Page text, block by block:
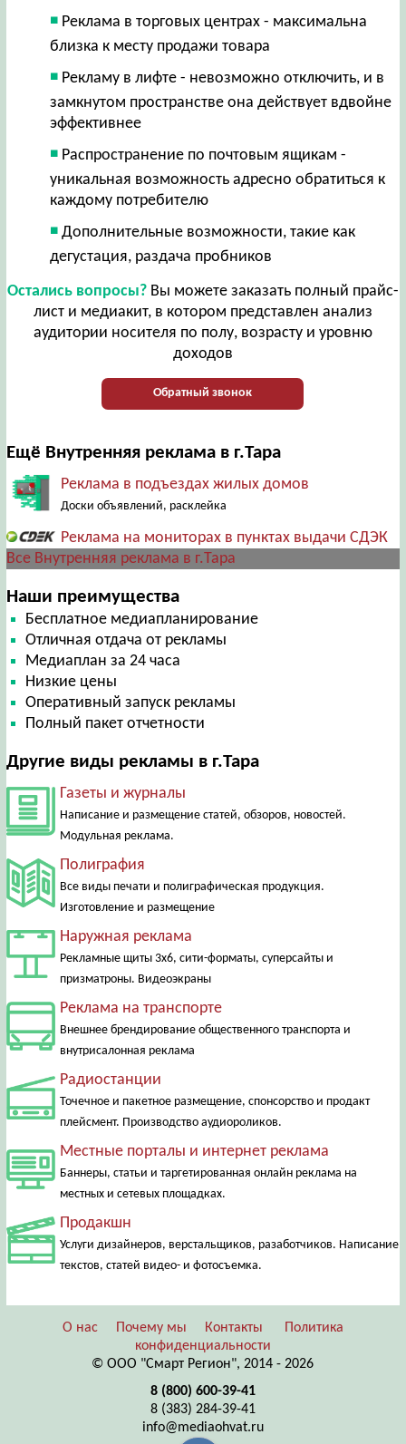
Реклама в торговых центрах - максимальна
близка к месту продажи товара
Рекламу в лифте - невозможно отключить, и в
замкнутом пространстве она действует вдвойне
эффективнее
Распространение по почтовым ящикам -
уникальная возможность адресно обратиться к
каждому потребителю
Дополнительные возможности, такие как
дегустация, раздача пробников
Остались вопросы?Вы можете заказать полный прайс-
лист и медиакит, в котором представлен анализ
аудитории носителя по полу, возрасту и уровню
доходов
Обратный звонок
Ещё Внутренняя реклама в г.Тара
Реклама в подъездах жилых домов
Доски объявлений, расклейка
Реклама на мониторах в пунктах выдачи СДЭК
Все Внутренняя реклама в г.Тара
Наши преимущества
Бесплатное медиапланирование
Отличная отдача от рекламы
Медиаплан за 24 часа
Низкие цены
Оперативный запуск рекламы
Полный пакет отчетности
Другие виды рекламы в г.Тара
Газеты и журналы
Написание и размещение статей, обзоров, новостей.
Модульная реклама.
Полиграфия
Все виды печати и полиграфическая продукция.
Изготовление и размещение
Наружная реклама
Рекламные щиты 3х6, сити-форматы, суперсайты и
призматроны. Видеоэкраны
Реклама на транспорте
Внешнее брендирование общественного транспорта и
внутрисалонная реклама
Радиостанции
Точечное и пакетное размещение, спонсорство и продакт
плейсмент. Производство аудиороликов.
Местные порталы и интернет реклама
Баннеры, статьи и таргетированная онлайн реклама на
местных и сетевых площадках.
Продакшн
Услуги дизайнеров, верстальщиков, разаботчиков. Написание
текстов, статей видео- и фотосъемка.
О нас Почему мы Контакты
Политика
конфиденциальности
© ООО "Смарт Регион", 2014 - 2026
8 (800) 600-39-41
8 (383) 284-39-41
info@mediaohvat.ru